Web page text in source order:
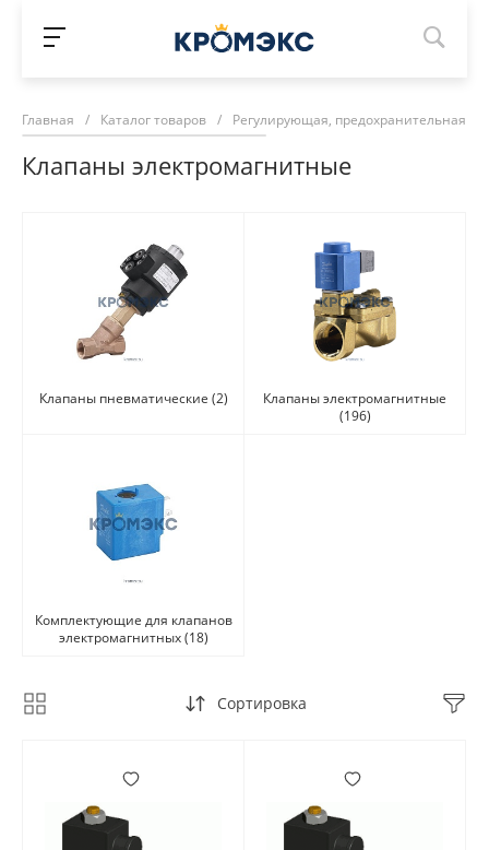
Главная / Каталог товаров / Регулирующая, предохранительная
Клапаны электромагнитные
Клапаны пневматические (2)
Клапаны электромагнитные
(196)
Комплектующие для клапанов
электромагнитных(18)
Сортировка